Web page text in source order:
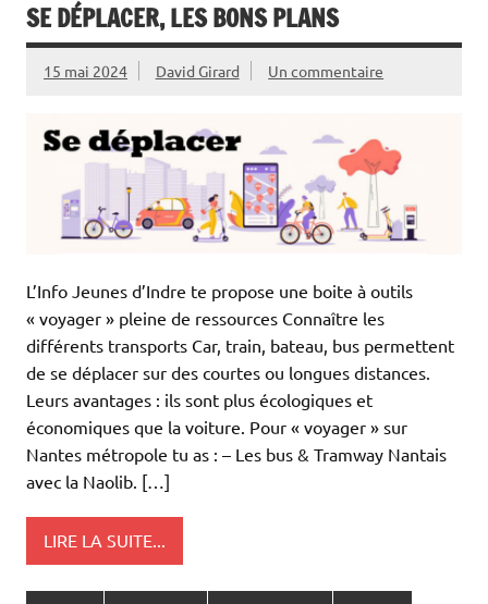
SE DÉPLACER, LES BONS PLANS
15 mai 2024 David Girard Un commentaire
L’Info Jeunes d’Indre te propose une boite à outils
« voyager » pleine de ressources Connaître les
différents transports Car, train, bateau, bus permettent
de se déplacer sur des courtes ou longues distances.
Leurs avantages : ils sont plus écologiques et
économiques que la voiture. Pour « voyager » sur
Nantes métropole tu as : – Les bus & Tramway Nantais
avec la Naolib. […]
LIRE LA SUITE...